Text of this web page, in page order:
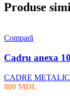
Produse
Compară
Cadru anexa
CADRE
800 MDL